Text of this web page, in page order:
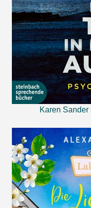
Karen Sander